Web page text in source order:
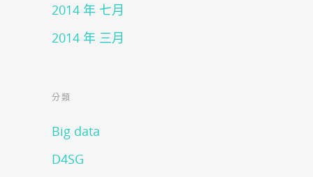
2014 年 七月
2014 年 三月
分類
Big data
D4SG